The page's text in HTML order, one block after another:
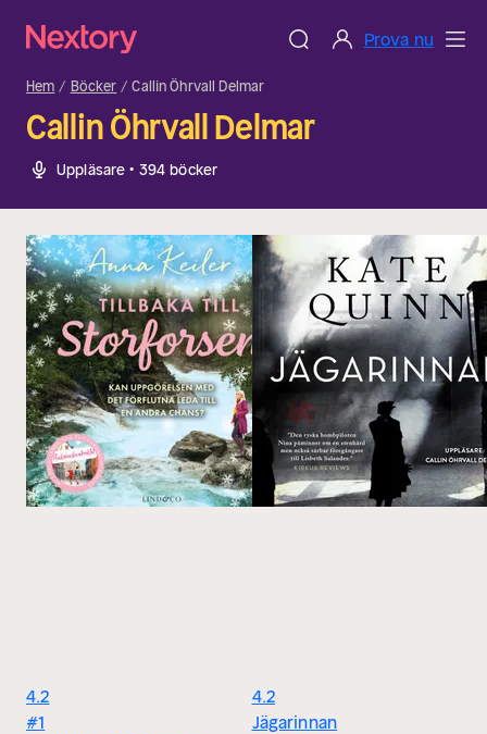
Prova nu
Hem Böcker Callin Öhrvall Delmar
Callin Öhrvall Delmar
Uppläsare • 394 böcker
4.2
#1
4.2
Jägarinnan